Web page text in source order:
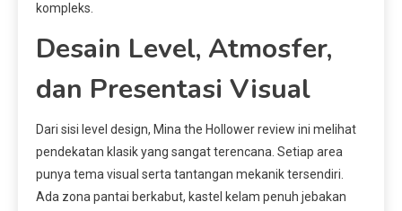
kompleks.
Desain Level, Atmosfer,
dan Presentasi Visual
Dari sisi level design, Mina the Hollower review ini melihat
pendekatan klasik yang sangat terencana. Setiap area
punya tema visual serta tantangan mekanik tersendiri.
Ada zona pantai berkabut, kastel kelam penuh jebakan